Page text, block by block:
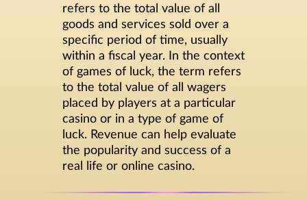
refers to the total value of all
goods and services sold over a
specific period of time, usually
within a fiscal year. In the context
of games of luck, the term refers
to the total value of all wagers
placed by players at a particular
casino or in a type of game of
luck. Revenue can help evaluate
the popularity and success of a
real life or online casino.